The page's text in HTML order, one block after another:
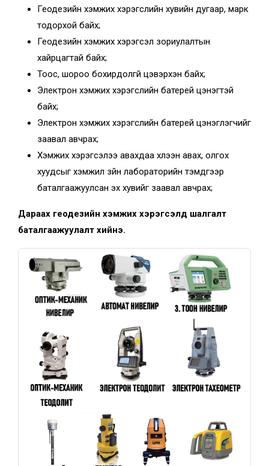
Геодезийн хэмжих хэрэгслийн хувийн дугаар, марк
тодорхой байх;
Геодезийн хэмжих хэрэгсэл зориулалтын
хайрцагтай байх;
Тоос, шороо бохирдолгүй цэвэрхэн байх;
Электрон хэмжих хэрэгслийн батерей цэнэгтэй
байх;
Электрон хэмжих хэрэгслийн батерей цэнэглэгчийг
заавал авчрах;
Хэмжих хэрэгсэлээ авахдаа хүлээн авах, олгох
хуудсыг хэмжил зүйн лабораторийн тэмдгээр
баталгаажуулсан эх хувийг заавал авчрах;
Дараах геодезийн хэмжих хэрэгсэлд шалгалт
баталгаажуулалт хийнэ.